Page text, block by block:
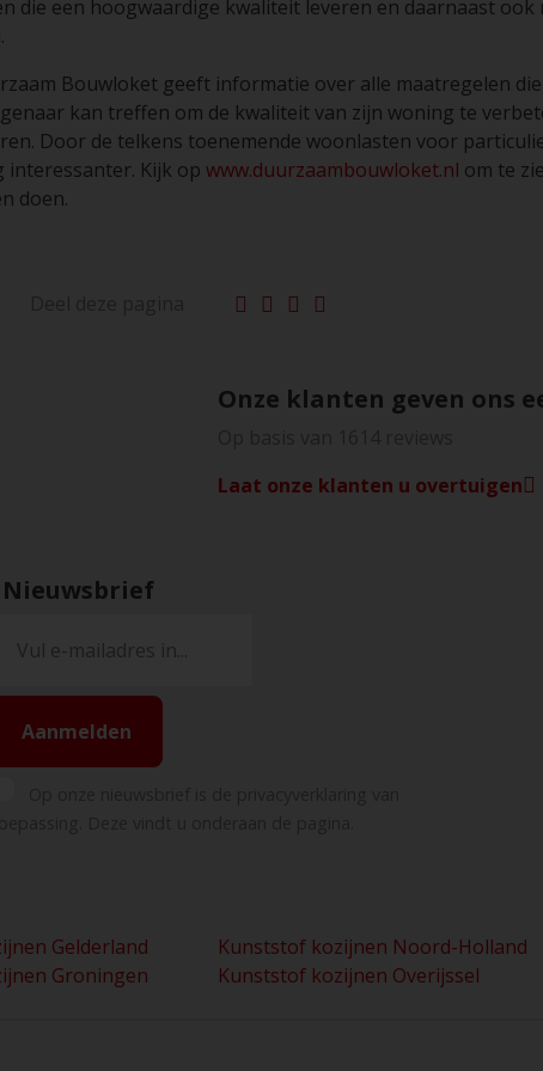
die een hoogwaardige kwaliteit leveren en daarnaast ook
Bouwloket geeft informatie over alle maatregelen
kan treffen om de kwaliteit van zijn woning te
Door de telkens toenemende woonlasten voor
interessanter. Kijk op www.duurzaambouwloket.nl om te
doen.
Onze klanten geven ons
Laat onze klanten u overtuigen
Nieuwsbrief
Aanmelden
Gelderland
Groningen
Kunststof kozijnen Noord-Holland
Kunststof kozijnen Overijssel